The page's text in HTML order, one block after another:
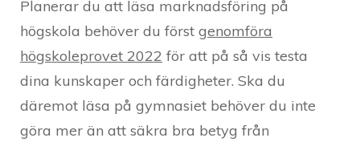
Planerar du att läsa marknadsföring på
högskola behöver du först genomföra
högskoleprovet 2022 för att på så vis testa
dina kunskaper och färdigheter. Ska du
däremot läsa på gymnasiet behöver du inte
göra mer än att säkra bra betyg från